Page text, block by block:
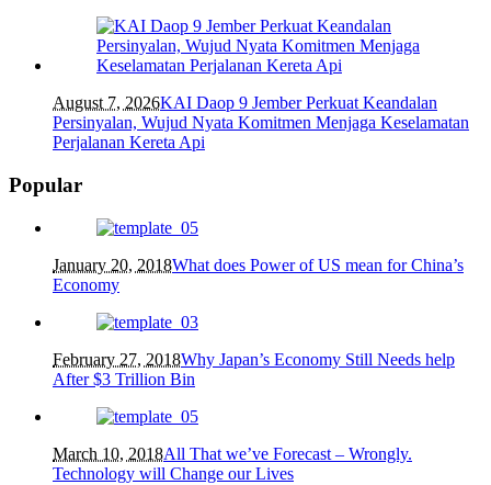
August 7, 2026KAI Daop 9 Jember Perkuat Keandalan
Persinyalan, Wujud Nyata Komitmen Menjaga Keselamatan
Perjalanan Kereta Api
Popular
January 20, 2018What does Power of US mean for China’s
Economy
February 27, 2018Why Japan’s Economy Still Needs help
After $3 Trillion Bin
March 10, 2018All That we’ve Forecast – Wrongly.
Technology will Change our Lives